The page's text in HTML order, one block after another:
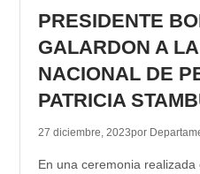
PRESIDENTE
GALARDON A
NACIONAL DE
PATRICIA
27 diciembre, 2023por
En una ceremonia